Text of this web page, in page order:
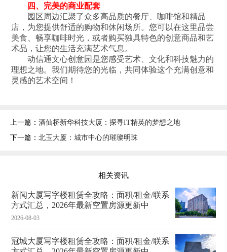
四、完美的商业配套
园区周边汇聚了众多高品质的餐厅、咖啡馆和精品
店，为您提供舒适的购物和休闲场所。您可以在这里品尝
美食、畅享咖啡时光，或者购买独具特色的创意商品和艺
术品，让您的生活充满艺术气息。
动信通文心创意园是您感受艺术、文化和科技魅力的
理想之地。我们期待您的光临，共同体验这个充满创意和
灵感的艺术空间！
上一篇： 酒仙桥新华科技大厦：探寻IT精英的梦想之地
下一篇： 北玉大厦：城市中心的璀璨明珠
相关资讯
新闻大厦写字楼租赁全攻略：面积/租金/联系
方式汇总，2026年最新空置房源更新中
2026-08-03
冠城大厦写字楼租赁全攻略：面积/租金/联系